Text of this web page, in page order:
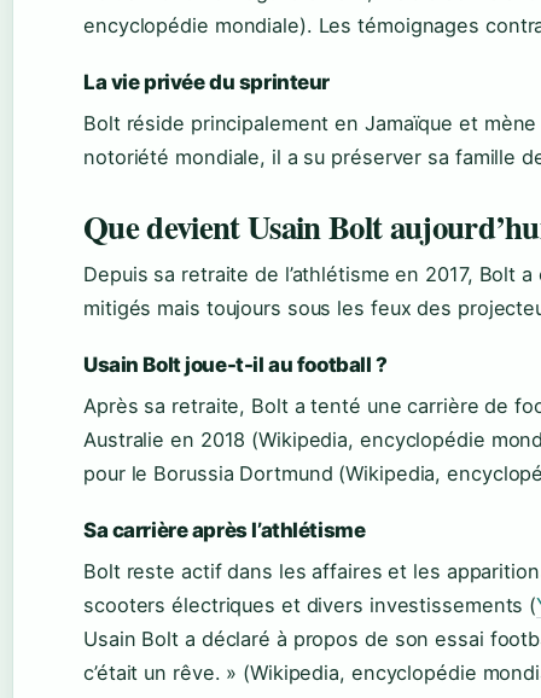
encyclopédie mondiale). Les témoignages
La vie privée du sprinteur
Bolt réside principalement en Jamaïque et
notoriété mondiale, il a su préserver sa famille
Que devient Usain Bolt
Depuis sa retraite de l’athlétisme en 2017, Bolt
mitigés mais toujours sous les feux des
Usain Bolt joue-t-il au football ?
Après sa retraite, Bolt a tenté une carrière de
Australie en 2018 (Wikipedia, encyclopédie
pour le Borussia Dortmund (Wikipedia,
Sa carrière après l’athlétisme
Bolt reste actif dans les affaires et les
scooters électriques et divers investissements (
Usain Bolt a déclaré à propos de son essai
c’était un rêve. » (Wikipedia, encyclopédie